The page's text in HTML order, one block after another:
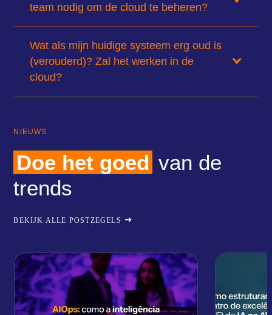
team nodig om de cloud te beheren?
Wat als mijn huidige systeem erg oud is
(verouderd)? Zal het werken in de
cloud?
NIEUWS
Doe het goed van de
trends
BEKIJK ALLE POSTZEGELS